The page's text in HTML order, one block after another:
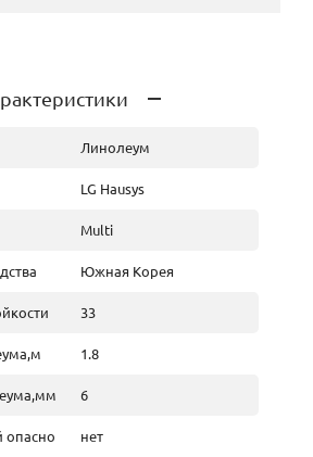
Линолеум
LG Hausys
Multi
Южная Корея
33
1.8
6
опасно
нет